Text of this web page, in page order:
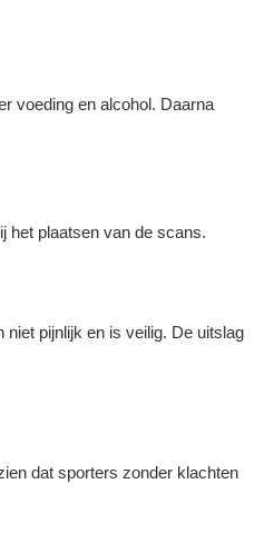
voeding en alcohol. Daarna
het plaatsen van de scans.
pijnlijk en is veilig. De uitslag
dat sporters zonder klachten